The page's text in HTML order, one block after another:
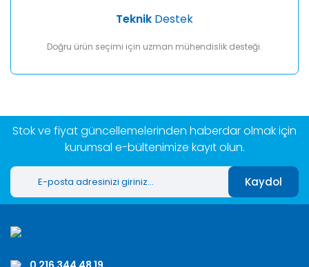
Teknik Destek
Doğru ürün seçimi için uzman mühendislik desteği.
Stok ve fiyat güncellemelerinden haberdar olmak için
kurumsal e-bültenimize kayıt olun.
Kaydol